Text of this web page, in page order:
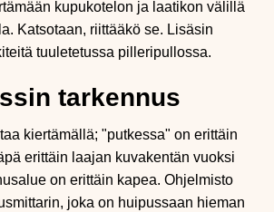
kupukotelon ja laatikon välillä
Katsotaan, riittääkö se. Lisäsin
tuuletetussa pilleripullossa.
tarkennus
kiertämällä; "putkessa" on erittäin
erittäin laajan kuvakentän vuoksi
on erittäin kapea. Ohjelmisto
joka on huipussaan hieman